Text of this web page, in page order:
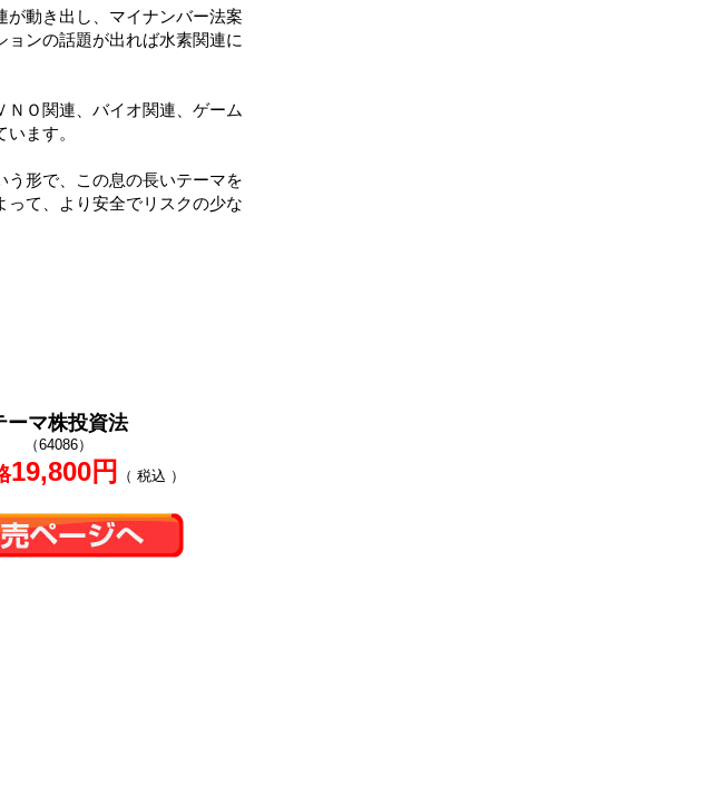
が動き出し、マイナンバー法案
ンの話題が出れば水素関連に
Ｏ関連、バイオ関連、ゲーム
ます。
形で、この息の長いテーマを
て、より安全でリスクの少な
ーマ株投資法
（64086）
19,800円 （ 税込 ）